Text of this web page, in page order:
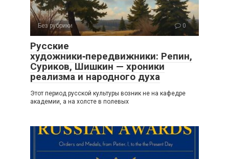
Без рубрики 0
Русские
художники‑передвижники: Репин,
Суриков, Шишкин — хроники
реализма и народного духа
Этот период русской культуры возник не на кафедре
академии, а на холсте в полевых